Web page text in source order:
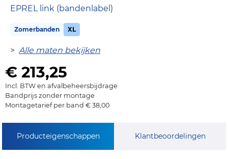
EPREL link (bandenlabel)
Zomerbanden XL
> Alle maten bekijken
€ 213,25
Incl. BTW en afvalbeheersbijdrage
Bandprijs zonder montage
Montagetarief per band € 38,00
Producteigenschappen Klantbeoordelingen